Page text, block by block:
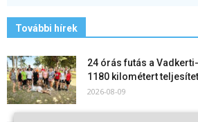
További hírek
24 órás futás a
1180 kilométert
2026-08-09